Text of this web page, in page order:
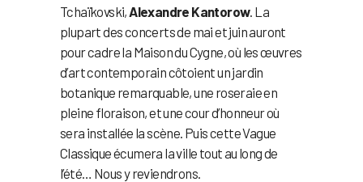
Tchaïkovski, Alexandre Kantorow. La
plupart des concerts de mai et juin auront
pour cadre la Maison du Cygne, où les œuvres
d’art contemporain côtoient un jardin
botanique remarquable, une roseraie en
pleine floraison, et une cour d’honneur où
sera installée la scène. Puis cette Vague
Classique écumera la ville tout au long de
l’été… Nous y reviendrons.